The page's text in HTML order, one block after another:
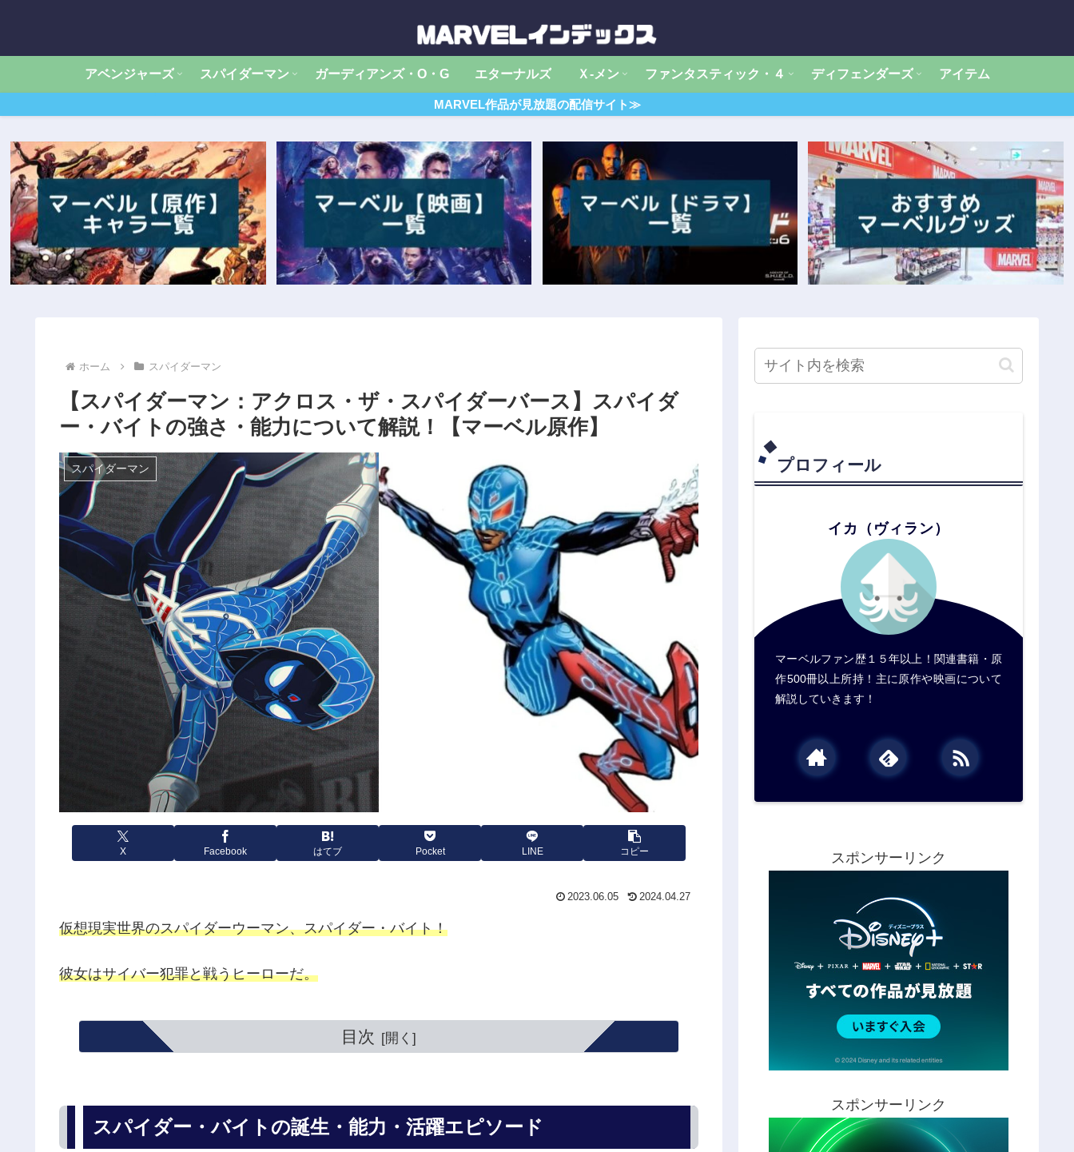
アベンジャーズ スパイダーマン ガーディアンズ・O・G エターナルズ Ｘ‐メン ファンタスティック・４ ディフェンダーズ アイテム
MARVEL作品が見放題の配信サイト≫
ホーム スパイダーマン
【スパイダーマン：アクロス・ザ・スパイダーバース】スパイダ
ー・バイトの強さ・能力について解説！【マーベル原作】
スパイダーマン
X Facebook はてブ Pocket LINE コピー
2023.06.05 2024.04.27
仮想現実世界のスパイダーウーマン、スパイダー・バイト！
彼女はサイバー犯罪と戦うヒーローだ。
目次
スパイダー・バイトの誕生・能力・活躍エピソード
プロフィール
イカ（ヴィラン）
マーベルファン歴１５年以上！関連書籍・原
作500冊以上所持！主に原作や映画について
解説していきます！
スポンサーリンク
スポンサーリンク